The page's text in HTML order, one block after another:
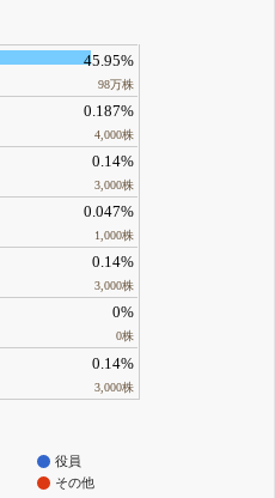
45.95%
98万株
0.187%
4,000株
0.14%
3,000株
0.047%
1,000株
0.14%
3,000株
0%
0株
0.14%
3,000株
役員
その他